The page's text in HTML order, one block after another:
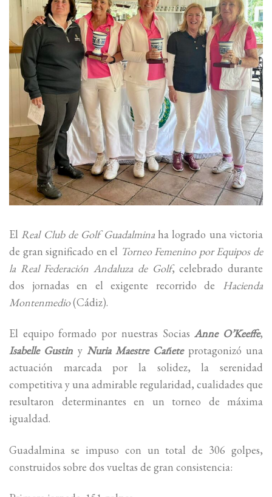
El Real Club de Golf Guadalminaha logrado una victoria
de gran significado en el Torneo Femenino por Equipos de
la Real Federación Andaluza de Golf, celebrado durante
dos jornadas en el exigente recorrido de Hacienda
Montenmedio(Cádiz).
El equipo formado por nuestras SociasAnne O’Keeffe,
Isabelle Gustin y Nuria Maestre Cañeteprotagonizó una
actuación marcada por la solidez, la serenidad
competitiva y una admirable regularidad, cualidades que
resultaron determinantes en un torneo de máxima
igualdad.
Guadalmina se impuso con un total de 306 golpes,
construidos sobre dos vueltas de gran consistencia: